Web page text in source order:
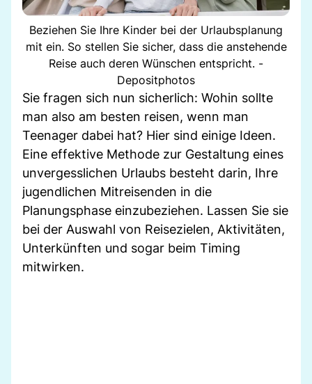
Beziehen Sie Ihre Kinder bei der Urlaubsplanung
mit ein. So stellen Sie sicher, dass die anstehende
Reise auch deren Wünschen entspricht. -
Depositphotos
Sie fragen sich nun sicherlich: Wohin sollte
man also am besten reisen, wenn man
Teenager dabei hat? Hier sind einige Ideen.
Eine effektive Methode zur Gestaltung eines
unvergesslichen Urlaubs besteht darin, Ihre
jugendlichen Mitreisenden in die
Planungsphase einzubeziehen. Lassen Sie sie
bei der Auswahl von Reisezielen, Aktivitäten,
Unterkünften und sogar beim Timing
mitwirken.